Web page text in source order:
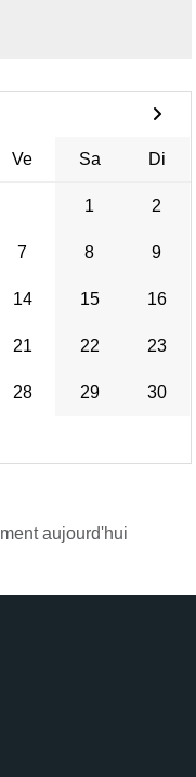
Ve Sa Di
1 2
7 8 9
14 15 16
21 22 23
28 29 30
aujourd'hui